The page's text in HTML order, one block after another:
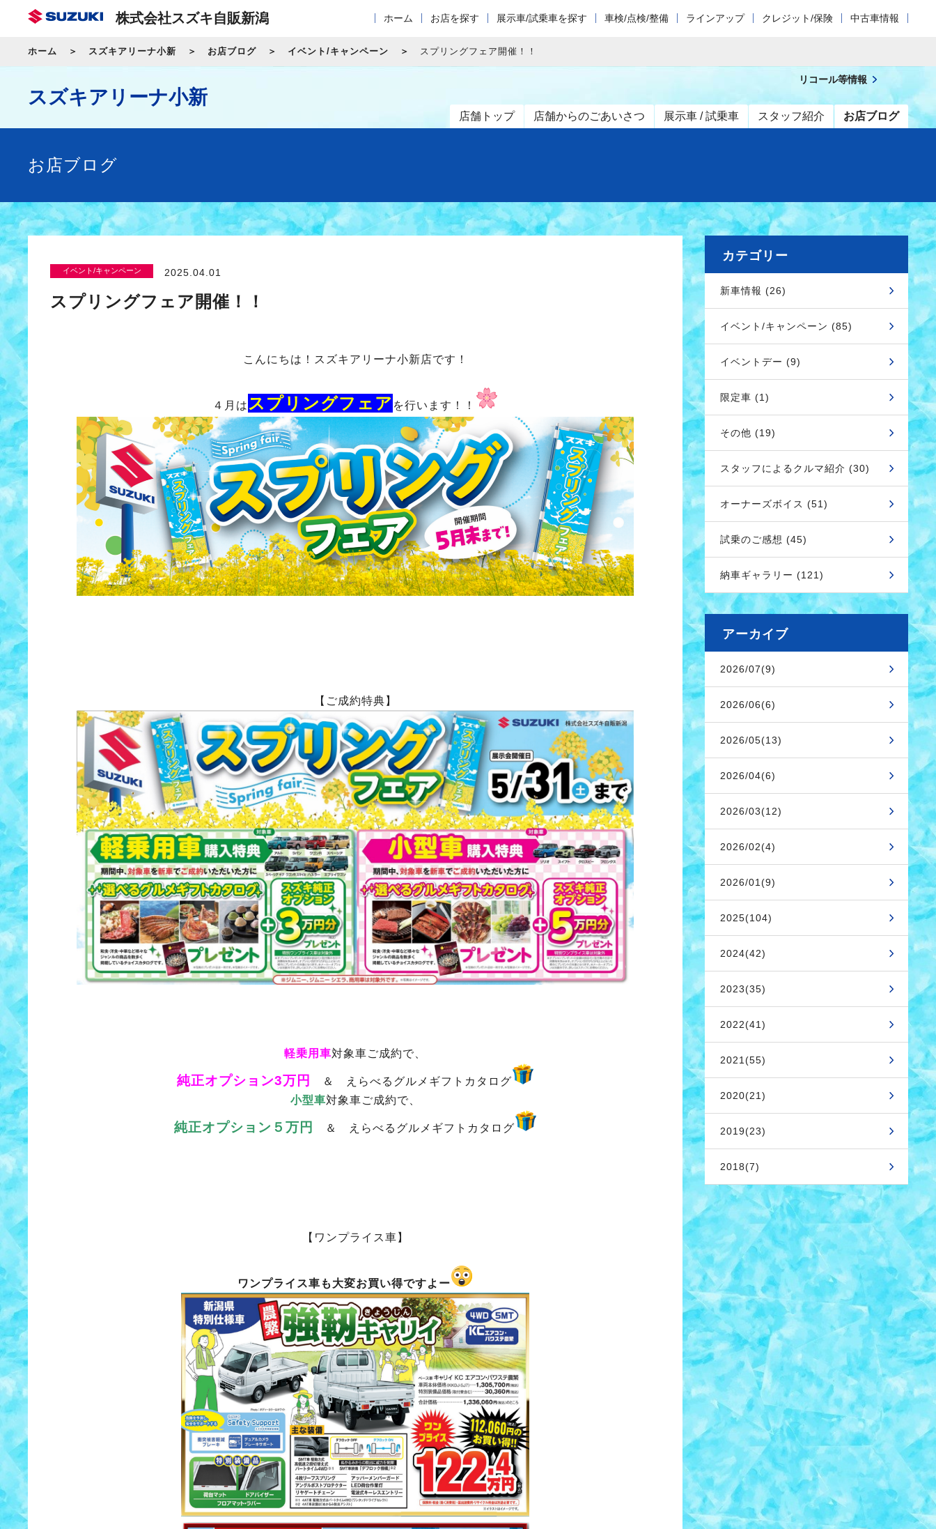
株式会社スズキ自販新潟 ホーム お店を探す 展示車/試乗車を探す 車検/点検/整備 ラインアップ クレジット/保険 中古車情報
ホーム スズキアリーナ小新 お店ブログ イベント/キャンペーン スプリングフェア開催！！
スズキアリーナ小新
店舗トップ 店舗からのごあいさつ 展示車 / 試乗車 スタッフ紹介 お店ブログ
リコール等情報
お店ブログ
イベント/キャンペーン 2025.04.01
スプリングフェア開催！！
こんにちは！スズキアリーナ小新店です！
４月はスプリングフェア を行います！！
【ご成約特典】
軽乗用車対象車ご成約で、
純正オプション3万円
＆ えらべるグルメギフトカタログ
小型車対象車ご成約で、
純正オプション５万円 ＆ えらべるグルメギフトカタログ
【ワンプライス車】
ワンプライス車も大変お買い得ですよー
カテゴリー
新車情報 (26)
イベント/キャンペーン (85)
イベントデー (9)
限定車 (1)
その他 (19)
スタッフによるクルマ紹介 (30)
オーナーズボイス (51)
試乗のご感想 (45)
納車ギャラリー (121)
アーカイブ
2026/07(9)
2026/06(6)
2026/05(13)
2026/04(6)
2026/03(12)
2026/02(4)
2026/01(9)
2025(104)
2024(42)
2023(35)
2022(41)
2021(55)
2020(21)
2019(23)
2018(7)